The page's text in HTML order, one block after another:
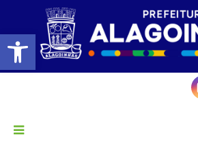
Barra de Ferramentas Aberta